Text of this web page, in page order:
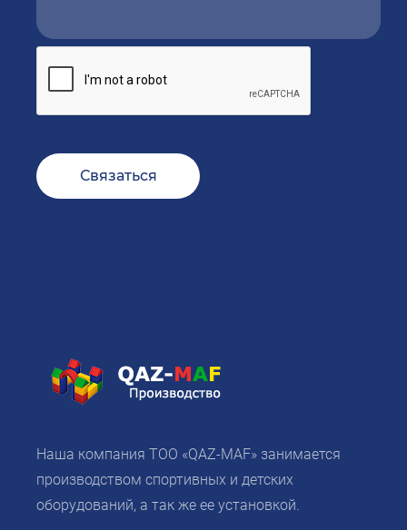
Связаться
Наша компания ТОО «QAZ-MAF» занимается
производством спортивных и детских
оборудований, а так же ее установкой.